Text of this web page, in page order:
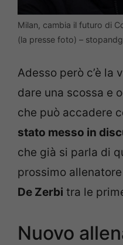
Milan, cambia il futuro di
(la presse foto) –
Adesso però c’è la
dare una scossa e
che può accadere
stato messo in
che già si parla di
prossimo
De Zerbi tra le
Nuovo